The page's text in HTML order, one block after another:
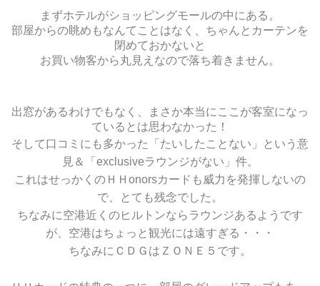
まずホテルがショッピングモールの中にある。
部屋からの眺めもなんてことはなく、ちゃんとカーテンを
閉めておかないと
お買い物客から丸見えなので落ち着きません。
出窓があるわけでもなく、まさか本当にここが客室になっ
ているとは思わなかった！
そして口コミにも多かった「たいしたことない」という意
見＆「exclusiveラウンジがない」件。
これはせっかくのＨＨonorsカードも威力を発揮しないの
で、とても残念でした。
ちなみに空港近くのヒルトンならラウンジあるようです
が、空港はちょっと観光には遠すぎる・・・
ちなみにＣＤＧはＺＯＮＥ５です。